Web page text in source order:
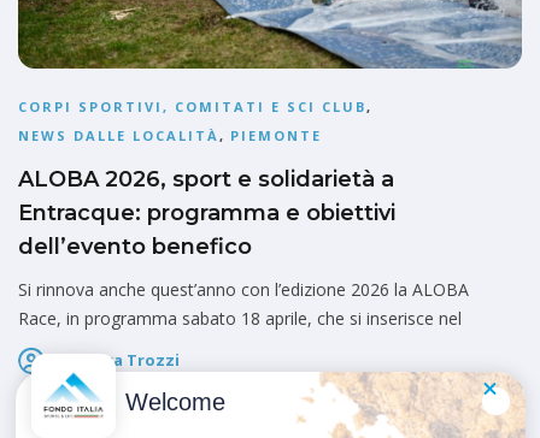
CORPI SPORTIVI, COMITATI E SCI CLUB,
NEWS DALLE LOCALITÀ, PIEMONTE
ALOBA 2026, sport e solidarietà a
Entracque: programma e obiettivi
dell’evento benefico
Si rinnova anche quest’anno con l’edizione 2026 la ALOBA
Race, in programma sabato 18 aprile, che si inserisce nel
Federica Trozzi
Pubblicato il
Welcome